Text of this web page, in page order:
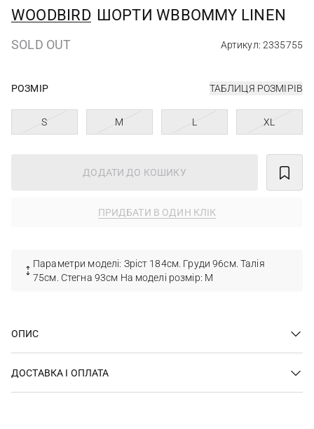
WOODBIRD ШОРТИ WBBOMMY LINEN
SOLD OUT Артикул: 2335755
РОЗМІР ТАБЛИЦЯ РОЗМІРІВ
S M L XL
ДОДАТИ ДО КОШИКУ
ПРИДБАТИ В ОДИН КЛІК
Параметри моделі: Зріст 184см. Груди 96см. Талія
75см. Стегна 93см На моделі розмір: М
ОПИС
ДОСТАВКА І ОПЛАТА